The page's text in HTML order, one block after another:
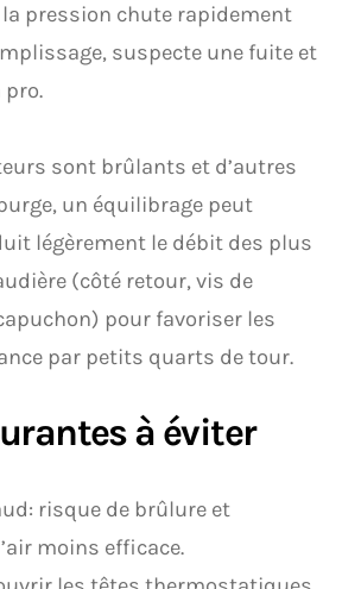
pression chute rapidement
suspecte une fuite et
sont brûlants et d’autres
un équilibrage peut
légèrement le débit des plus
(côté retour, vis de
pour favoriser les
par petits quarts de tour.
à éviter
risque de brûlure et
moins efficace.